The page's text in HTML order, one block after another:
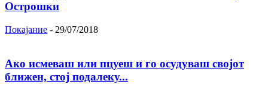
Острошки
Покајание - 29/07/2018
Ако исмеваш или пцуеш и го осудуваш својот
ближен, стој подалеку...